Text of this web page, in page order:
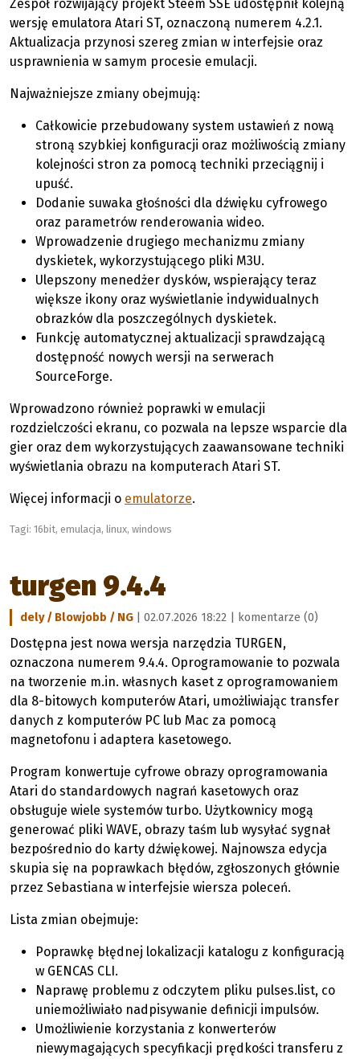
Zespół rozwijający projekt Steem SSE udostępnił kolejną
wersję emulatora Atari ST, oznaczoną numerem 4.2.1.
Aktualizacja przynosi szereg zmian w interfejsie oraz
usprawnienia w samym procesie emulacji.
Najważniejsze zmiany obejmują:
Całkowicie przebudowany system ustawień z nową
stroną szybkiej konfiguracji oraz możliwością zmiany
kolejności stron za pomocą techniki przeciągnij i
upuść.
Dodanie suwaka głośności dla dźwięku cyfrowego
oraz parametrów renderowania wideo.
Wprowadzenie drugiego mechanizmu zmiany
dyskietek, wykorzystującego pliki M3U.
Ulepszony menedżer dysków, wspierający teraz
większe ikony oraz wyświetlanie indywidualnych
obrazków dla poszczególnych dyskietek.
Funkcję automatycznej aktualizacji sprawdzającą
dostępność nowych wersji na serwerach
SourceForge.
Wprowadzono również poprawki w emulacji
rozdzielczości ekranu, co pozwala na lepsze wsparcie dla
gier oraz dem wykorzystujących zaawansowane techniki
wyświetlania obrazu na komputerach Atari ST.
Więcej informacji o emulatorze.
Tagi: 16bit, emulacja, linux, windows
turgen 9.4.4
dely / Blowjobb / NG | 02.07.2026 18:22 | komentarze (0)
Dostępna jest nowa wersja narzędzia TURGEN,
oznaczona numerem 9.4.4. Oprogramowanie to pozwala
na tworzenie m.in. własnych kaset z oprogramowaniem
dla 8-bitowych komputerów Atari, umożliwiając transfer
danych z komputerów PC lub Mac za pomocą
magnetofonu i adaptera kasetowego.
Program konwertuje cyfrowe obrazy oprogramowania
Atari do standardowych nagrań kasetowych oraz
obsługuje wiele systemów turbo. Użytkownicy mogą
generować pliki WAVE, obrazy taśm lub wysyłać sygnał
bezpośrednio do karty dźwiękowej. Najnowsza edycja
skupia się na poprawkach błędów, zgłoszonych głównie
przez Sebastiana w interfejsie wiersza poleceń.
Lista zmian obejmuje:
Poprawkę błędnej lokalizacji katalogu z konfiguracją
w GENCAS CLI.
Naprawę problemu z odczytem pliku pulses.list, co
uniemożliwiało nadpisywanie definicji impulsów.
Umożliwienie korzystania z konwerterów
niewymagających specyfikacji prędkości transferu z